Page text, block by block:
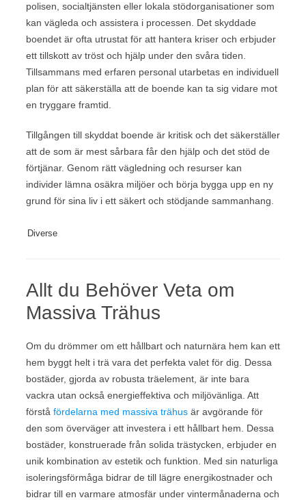
polisen, socialtjänsten eller lokala stödorganisationer som
kan vägleda och assistera i processen. Det skyddade
boendet är ofta utrustat för att hantera kriser och erbjuder
ett tillskott av tröst och hjälp under den svåra tiden.
Tillsammans med erfaren personal utarbetas en individuell
plan för att säkerställa att de boende kan ta sig vidare mot
en tryggare framtid.
Tillgången till skyddat boende är kritisk och det säkerställer
att de som är mest sårbara får den hjälp och det stöd de
förtjänar. Genom rätt vägledning och resurser kan
individer lämna osäkra miljöer och börja bygga upp en ny
grund för sina liv i ett säkert och stödjande sammanhang.
Diverse
Allt du Behöver Veta om
Massiva Trähus
Om du drömmer om ett hållbart och naturnära hem kan ett
hem byggt helt i trä vara det perfekta valet för dig. Dessa
bostäder, gjorda av robusta träelement, är inte bara
vackra utan också energieffektiva och miljövänliga. Att
förstå fördelarna med massiva trähus är avgörande för
den som överväger att investera i ett hållbart hem. Dessa
bostäder, konstruerade från solida trästycken, erbjuder en
unik kombination av estetik och funktion. Med sin naturliga
isoleringsförmåga bidrar de till lägre energikostnader och
bidrar till en varmare atmosfär under vintermånaderna och